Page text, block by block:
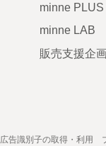
minne PLUS
minne LAB
販売支援企
広告識別子の取得・利用